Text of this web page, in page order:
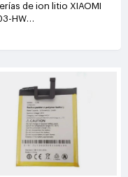
de ion litio XIAOMI
HW